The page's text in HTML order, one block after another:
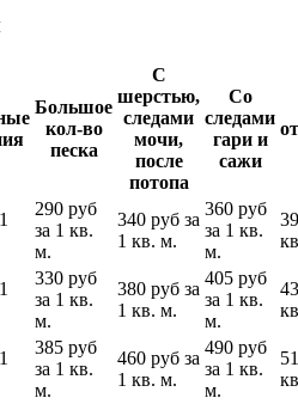
Большое
кол-во
песка
С
шерстью,
следами
мочи,
после
потопа
Со
следами
гари и
сажи
290 руб
за 1 кв.
м.
340 руб за
1 кв. м.
360 руб
за 1 кв.
м.
330 руб
за 1 кв.
м.
380 руб за
1 кв. м.
405 руб
за 1 кв.
м.
385 руб
за 1 кв.
м.
460 руб за
1 кв. м.
490 руб
за 1 кв.
м.